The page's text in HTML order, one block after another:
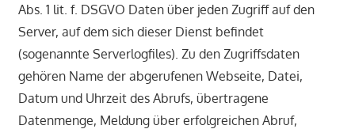
Abs. 1 lit. f. DSGVO Daten über jeden Zugriff auf den
Server, auf dem sich dieser Dienst befindet
(sogenannte Serverlogfiles). Zu den Zugriffsdaten
gehören Name der abgerufenen Webseite, Datei,
Datum und Uhrzeit des Abrufs, übertragene
Datenmenge, Meldung über erfolgreichen Abruf,